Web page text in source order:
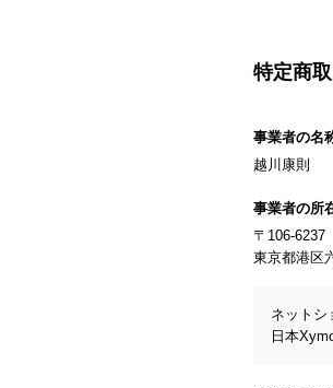
特定商
事業者の名
越川康則
事業者の所
〒106-6237
東京都港区
ネットシ
日本